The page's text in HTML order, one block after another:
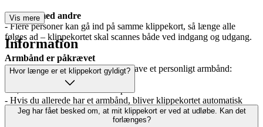
Del klip med andre
- Flere personer kan gå ind på samme klippekort, så længe alle
følges ad – klippekortet skal scannes både ved indgang og udgang.
Armbånd er påkrævet
For at bruge klippekortet, skal du have et personligt armbånd:
- Pris: 50 kr. (engangskøb)
- Købes i Vandkulturhusets shop
- Hvis du allerede har et armbånd, bliver klippekortet automatisk
tilknyttet din profil
Vis mere
Information
Hvor længe er et klippekort gyldigt?
Jeg har fået besked om, at mit klippekort er ved at udløbe. Kan det
forlænges?